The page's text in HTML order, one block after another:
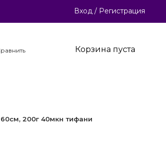
Вход / Регистрация
Корзина пуста
200г 40мкн тифани